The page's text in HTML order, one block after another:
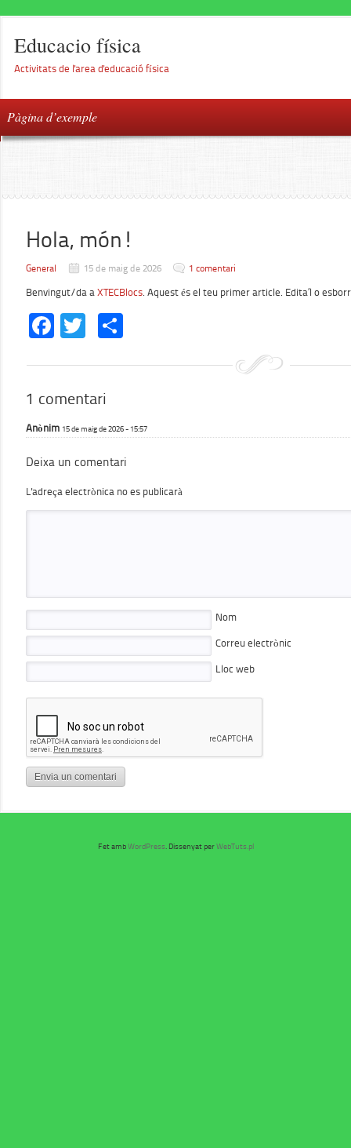
Educacio física
Activitats de l'area d'educació física
Pàgina d’exemple
Hola, món!
General 15 de maig de 2026 1 comentari
Benvingut/da a XTECBlocs. Aquest és el teu primer article. Edita’l o
Facebook
Twitter
1 comentari
Anònim 15 de maig de 2026 - 15:57
Deixa un comentari
L'adreça electrònica no es publicarà
Nom
Correu electrònic
Lloc web
Fet ambWordPress. Dissenyat perWebTuts.pl